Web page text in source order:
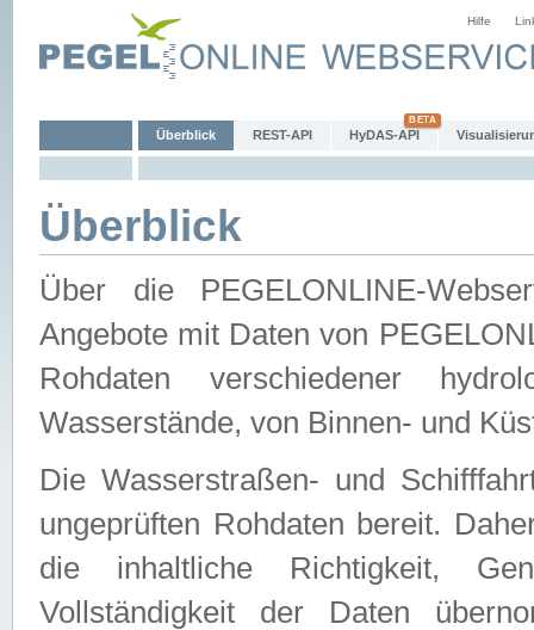
Hilfe
Überblick REST-API HyDAS-API
Überblick
Über die PEGELONLINE-
Angebote mit Daten von
Rohdaten verschiedener
Wasserstände, von Binnen- und
Die Wasserstraßen- und
ungeprüften Rohdaten bereit.
die inhaltliche Richtigkeit,
Vollständigkeit der Daten